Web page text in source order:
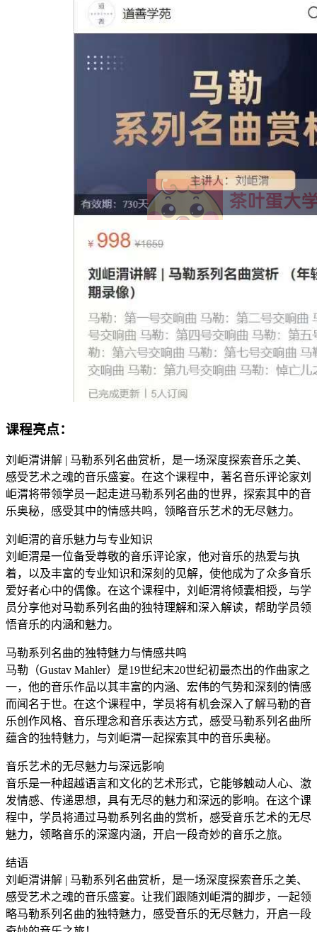
课程亮点：
刘岠渭讲解 | 马勒系列名曲赏析，是一场深度探索音乐之美、
感受艺术之魂的音乐盛宴。在这个课程中，著名音乐评论家刘
岠渭将带领学员一起走进马勒系列名曲的世界，探索其中的音
乐奥秘，感受其中的情感共鸣，领略音乐艺术的无尽魅力。
刘岠渭的音乐魅力与专业知识
刘岠渭是一位备受尊敬的音乐评论家，他对音乐的热爱与执
着，以及丰富的专业知识和深刻的见解，使他成为了众多音乐
爱好者心中的偶像。在这个课程中，刘岠渭将倾囊相授，与学
员分享他对马勒系列名曲的独特理解和深入解读，帮助学员领
悟音乐的内涵和魅力。
马勒系列名曲的独特魅力与情感共鸣
马勒（Gustav Mahler）是19世纪末20世纪初最杰出的作曲家之
一，他的音乐作品以其丰富的内涵、宏伟的气势和深刻的情感
而闻名于世。在这个课程中，学员将有机会深入了解马勒的音
乐创作风格、音乐理念和音乐表达方式，感受马勒系列名曲所
蕴含的独特魅力，与刘岠渭一起探索其中的音乐奥秘。
音乐艺术的无尽魅力与深远影响
音乐是一种超越语言和文化的艺术形式，它能够触动人心、激
发情感、传递思想，具有无尽的魅力和深远的影响。在这个课
程中，学员将通过马勒系列名曲的赏析，感受音乐艺术的无尽
魅力，领略音乐的深邃内涵，开启一段奇妙的音乐之旅。
结语
刘岠渭讲解 | 马勒系列名曲赏析，是一场深度探索音乐之美、
感受艺术之魂的音乐盛宴。让我们跟随刘岠渭的脚步，一起领
略马勒系列名曲的独特魅力，感受音乐的无尽魅力，开启一段